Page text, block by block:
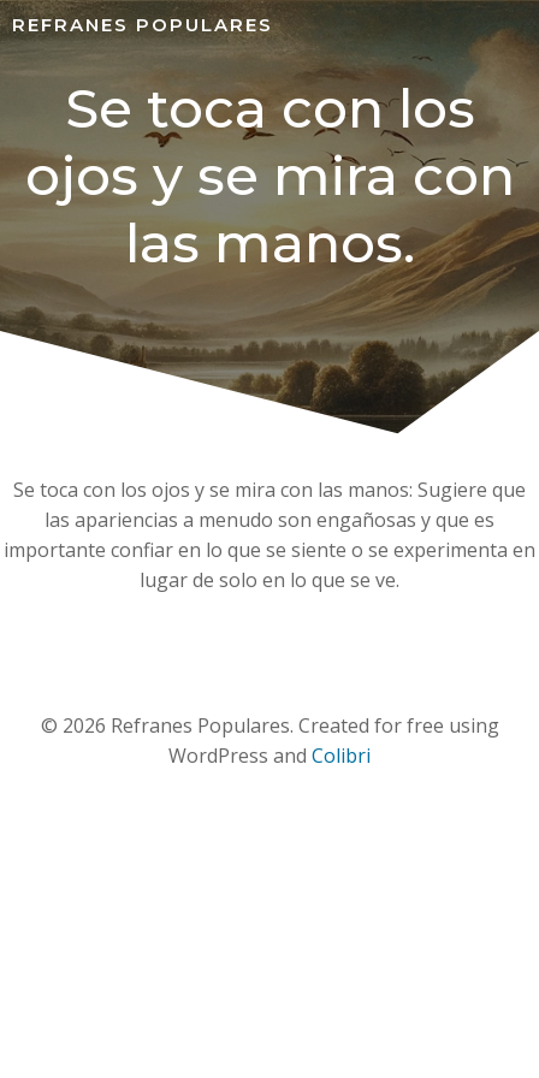
REFRANES POPULARES
Se toca con los
ojos y se mira con
las manos.
Se toca con los ojos y se mira con las manos: Sugiere que
las apariencias a menudo son engañosas y que es
importante confiar en lo que se siente o se experimenta en
lugar de solo en lo que se ve.
© 2026 Refranes Populares. Created for free using
WordPress and Colibri